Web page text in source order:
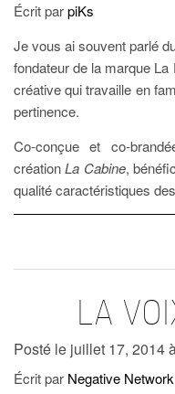
Écrit parpiKs
Je vous ai souvent parlé
fondateur de la marque La
créative qui travaille en
pertinence.
Co-conçue et co-
créationLa Cabine,
qualité caractéristiques
LA
Posté le juillet 17, 2014
Écrit par Negative Network